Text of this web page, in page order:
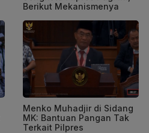
Berikut Mekanismenya
Menko Muhadjir di Sidang
MK: Bantuan Pangan Tak
Terkait Pilpres